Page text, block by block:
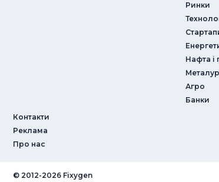
Контакти
Реклама
Про нас
Ринки
Нафта і
Агро
Банки
© ‎2012-2026 Fixygen